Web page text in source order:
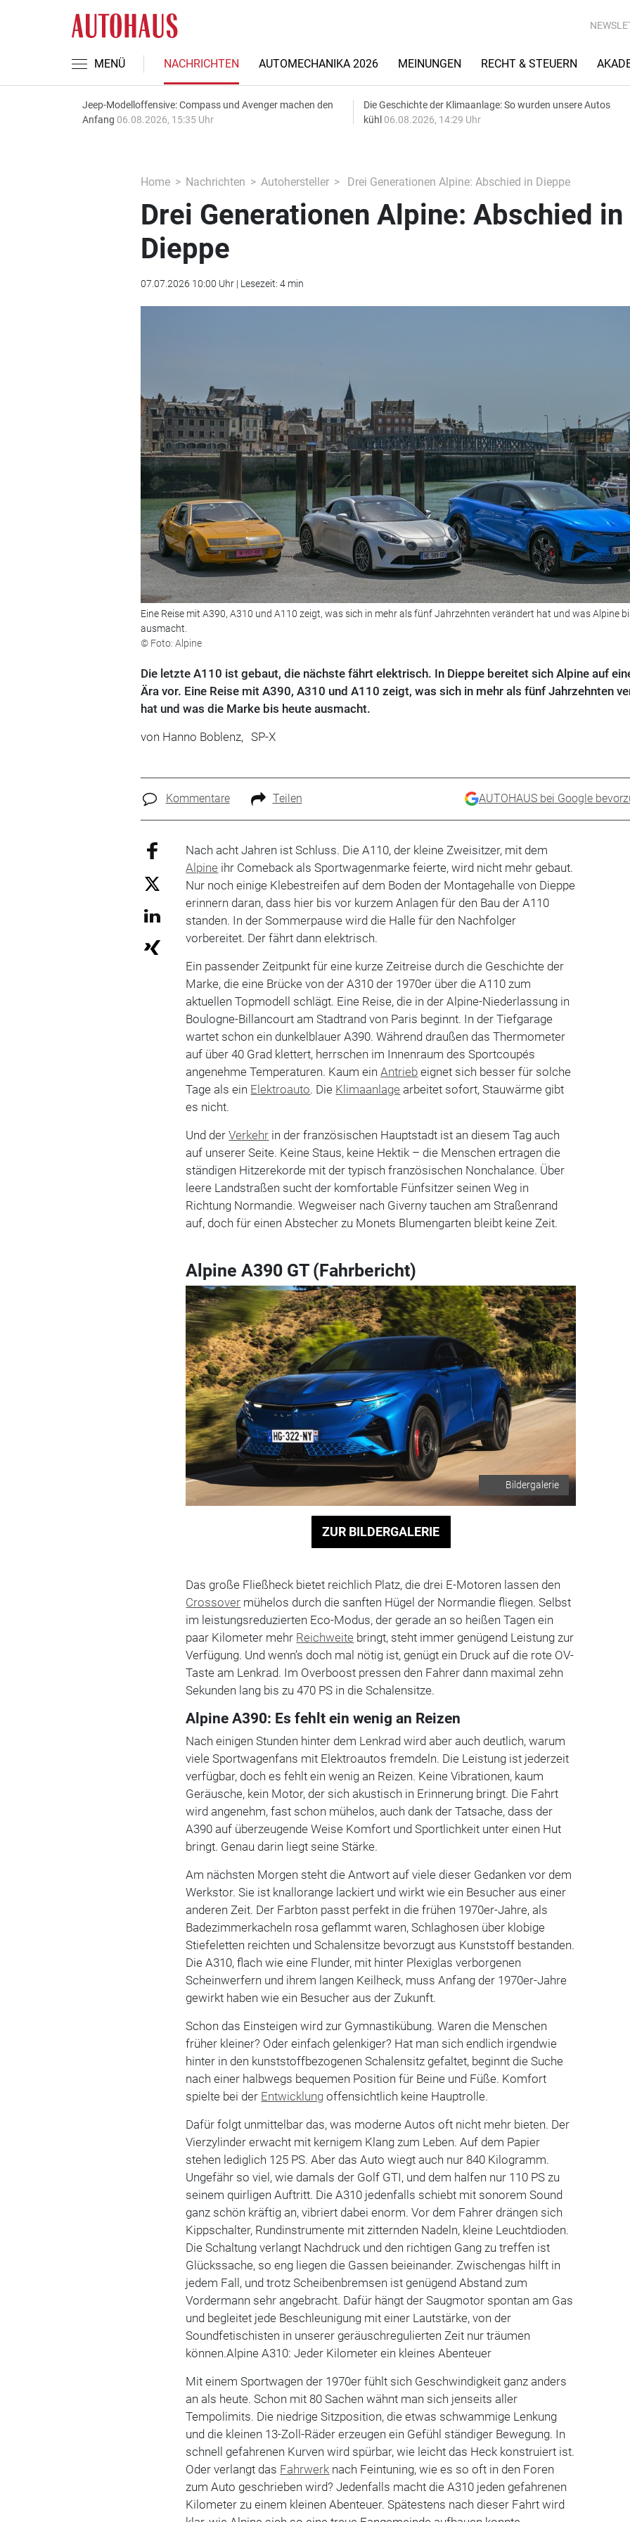
MENÜ NACHRICHTEN AUTOMECHANIKA 2026 MEINUNGEN RECHT & STEUERN
Jeep-Modelloffensive: Compass und Avenger machen den
Anfang 06.08.2026, 15:35 Uhr
Die Geschichte der Klimaanlage: So wurden unsere Autos
kühl 06.08.2026, 14:29 Uhr
Home Nachrichten Autohersteller Drei Generationen Alpine: Abschied in Dieppe
Drei Generationen Alpine: Abschied in
Dieppe
07.07.2026 10:00 Uhr | Lesezeit: 4 min
Eine Reise mit A390, A310 und A110 zeigt, was sich in mehr als fünf Jahrzehnten verändert hat und was Alpine
ausmacht.
© Foto: Alpine
Die letzte A110 ist gebaut, die nächste fährt elektrisch. In Dieppe bereitet sich Alpine auf
Ära vor. Eine Reise mit A390, A310 und A110 zeigt, was sich in mehr als fünf Jahrzehnten
hat und was die Marke bis heute ausmacht.
von Hanno Boblenz, SP-X
Kommentare Teilen AUTOHAUS bei Google
Nach acht Jahren ist Schluss. Die A110, der kleine Zweisitzer, mit dem
Alpine ihr Comeback als Sportwagenmarke feierte, wird nicht mehr gebaut.
Nur noch einige Klebestreifen auf dem Boden der Montagehalle von Dieppe
erinnern daran, dass hier bis vor kurzem Anlagen für den Bau der A110
standen. In der Sommerpause wird die Halle für den Nachfolger
vorbereitet. Der fährt dann elektrisch.
Ein passender Zeitpunkt für eine kurze Zeitreise durch die Geschichte der
Marke, die eine Brücke von der A310 der 1970er über die A110 zum
aktuellen Topmodell schlägt. Eine Reise, die in der Alpine-Niederlassung in
Boulogne-Billancourt am Stadtrand von Paris beginnt. In der Tiefgarage
wartet schon ein dunkelblauer A390. Während draußen das Thermometer
auf über 40 Grad klettert, herrschen im Innenraum des Sportcoupés
angenehme Temperaturen. Kaum einAntrieb eignet sich besser für solche
Tage als ein Elektroauto. Die Klimaanlage arbeitet sofort, Stauwärme gibt
es nicht.
Und derVerkehr in der französischen Hauptstadt ist an diesem Tag auch
auf unserer Seite. Keine Staus, keine Hektik – die Menschen ertragen die
ständigen Hitzerekorde mit der typisch französischen Nonchalance. Über
leere Landstraßen sucht der komfortable Fünfsitzer seinen Weg in
Richtung Normandie. Wegweiser nach Giverny tauchen am Straßenrand
auf, doch für einen Abstecher zu Monets Blumengarten bleibt keine Zeit.
Alpine A390 GT (Fahrbericht)
Bildergalerie
ZUR BILDERGALERIE
Das große Fließheck bietet reichlich Platz, die drei E-Motoren lassen den
Crossover mühelos durch die sanften Hügel der Normandie fliegen. Selbst
im leistungsreduzierten Eco-Modus, der gerade an so heißen Tagen ein
paar Kilometer mehr Reichweite bringt, steht immer genügend Leistung zur
Verfügung. Und wenn’s doch mal nötig ist, genügt ein Druck auf die rote OV-
Taste am Lenkrad. Im Overboost pressen den Fahrer dann maximal zehn
Sekunden lang bis zu 470 PS in die Schalensitze.
Alpine A390: Es fehlt ein wenig an Reizen
Nach einigen Stunden hinter dem Lenkrad wird aber auch deutlich, warum
viele Sportwagenfans mit Elektroautos fremdeln. Die Leistung ist jederzeit
verfügbar, doch es fehlt ein wenig an Reizen. Keine Vibrationen, kaum
Geräusche, kein Motor, der sich akustisch in Erinnerung bringt. Die Fahrt
wird angenehm, fast schon mühelos, auch dank der Tatsache, dass der
A390 auf überzeugende Weise Komfort und Sportlichkeit unter einen Hut
bringt. Genau darin liegt seine Stärke.
Am nächsten Morgen steht die Antwort auf viele dieser Gedanken vor dem
Werkstor. Sie ist knallorange lackiert und wirkt wie ein Besucher aus einer
anderen Zeit. Der Farbton passt perfekt in die frühen 1970er-Jahre, als
Badezimmerkacheln rosa geflammt waren, Schlaghosen über klobige
Stiefeletten reichten und Schalensitze bevorzugt aus Kunststoff bestanden.
Die A310, flach wie eine Flunder, mit hinter Plexiglas verborgenen
Scheinwerfern und ihrem langen Keilheck, muss Anfang der 1970er-Jahre
gewirkt haben wie ein Besucher aus der Zukunft.
Schon das Einsteigen wird zur Gymnastikübung. Waren die Menschen
früher kleiner? Oder einfach gelenkiger? Hat man sich endlich irgendwie
hinter in den kunststoffbezogenen Schalensitz gefaltet, beginnt die Suche
nach einer halbwegs bequemen Position für Beine und Füße. Komfort
spielte bei der Entwicklung offensichtlich keine Hauptrolle.
Dafür folgt unmittelbar das, was moderne Autos oft nicht mehr bieten. Der
Vierzylinder erwacht mit kernigem Klang zum Leben. Auf dem Papier
stehen lediglich 125 PS. Aber das Auto wiegt auch nur 840 Kilogramm.
Ungefähr so viel, wie damals der Golf GTI, und dem halfen nur 110 PS zu
seinem quirligen Auftritt. Die A310 jedenfalls schiebt mit sonorem Sound
ganz schön kräftig an, vibriert dabei enorm. Vor dem Fahrer drängen sich
Kippschalter, Rundinstrumente mit zitternden Nadeln, kleine Leuchtdioden.
Die Schaltung verlangt Nachdruck und den richtigen Gang zu treffen ist
Glückssache, so eng liegen die Gassen beieinander. Zwischengas hilft in
jedem Fall, und trotz Scheibenbremsen ist genügend Abstand zum
Vordermann sehr angebracht. Dafür hängt der Saugmotor spontan am Gas
und begleitet jede Beschleunigung mit einer Lautstärke, von der
Soundfetischisten in unserer geräuschregulierten Zeit nur träumen
können.Alpine A310: Jeder Kilometer ein kleines Abenteuer
Mit einem Sportwagen der 1970er fühlt sich Geschwindigkeit ganz anders
an als heute. Schon mit 80 Sachen wähnt man sich jenseits aller
Tempolimits. Die niedrige Sitzposition, die etwas schwammige Lenkung
und die kleinen 13-Zoll-Räder erzeugen ein Gefühl ständiger Bewegung. In
schnell gefahrenen Kurven wird spürbar, wie leicht das Heck konstruiert ist.
Oder verlangt das Fahrwerk nach Feintuning, wie es so oft in den Foren
zum Auto geschrieben wird? Jedenfalls macht die A310 jeden gefahrenen
Kilometer zu einem kleinen Abenteuer. Spätestens nach dieser Fahrt wird